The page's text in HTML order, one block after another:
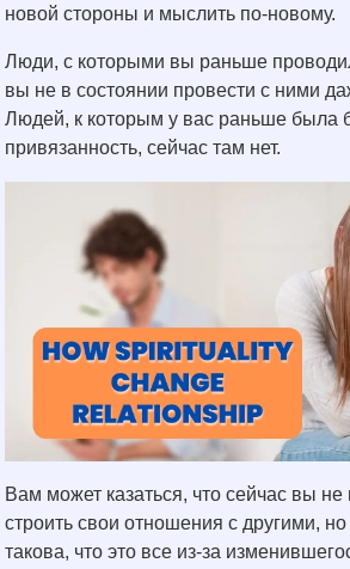
новой стороны и мыслить по-новому.
Люди, с которыми вы раньше
вы не в состоянии провести с ними
Людей, к которым у вас раньше была
привязанность, сейчас там нет.
Вам может казаться, что сейчас вы не
строить свои отношения с другими,
такова, что это все из-за